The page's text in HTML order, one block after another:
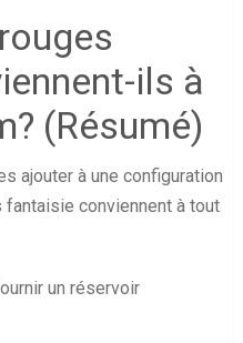
ils à
(Résumé)
ajouter à une configuration
conviennent à tout
un réservoir